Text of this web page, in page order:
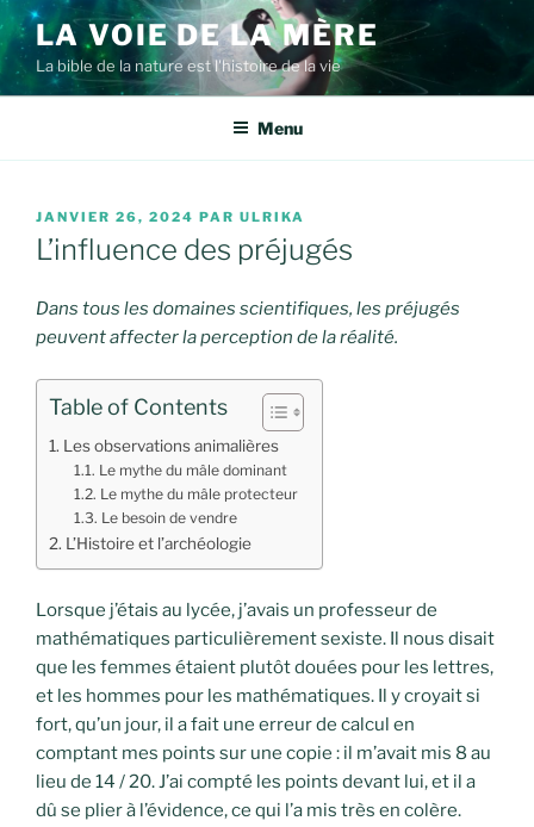
Aller
au
contenu
principal
LA VOIE DE LA MÈRE
La bible de la nature est l'histoire de la vie
Menu
PUBLIÉ
LE
JANVIER 26, 2024 PAR ULRIKA
L’influence des préjugés
Dans tous les domaines scientifiques, les préjugés
peuvent affecter la perception de la réalité.
Table of Contents
Les observations animalières
Le mythe du mâle dominant
Le mythe du mâle protecteur
Le besoin de vendre
L’Histoire et l’archéologie
Lorsque j’étais au lycée, j’avais un professeur de
mathématiques particulièrement sexiste. Il nous disait
que les femmes étaient plutôt douées pour les lettres,
et les hommes pour les mathématiques. Il y croyait si
fort, qu’un jour, il a fait une erreur de calcul en
comptant mes points sur une copie : il m’avait mis 8 au
lieu de 14 / 20. J’ai compté les points devant lui, et il a
dû se plier à l’évidence, ce qui l’a mis très en colère.